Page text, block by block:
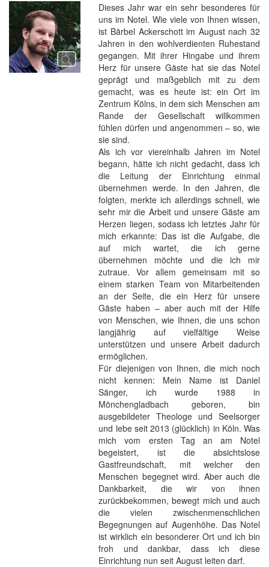
Dieses Jahr war ein sehr besonderes für
uns im Notel. Wie viele von Ihnen wissen,
ist Bärbel Ackerschott im August nach 32
Jahren in den wohlverdienten Ruhestand
gegangen. Mit ihrer Hingabe und ihrem
Herz für unsere Gäste hat sie das Notel
geprägt und maßgeblich mit zu dem
gemacht, was es heute ist: ein Ort im
Zentrum Kölns, in dem sich Menschen am
Rande der Gesellschaft willkommen
fühlen dürfen und angenommen – so, wie
sie sind.
Als ich vor viereinhalb Jahren im Notel
begann, hätte ich nicht gedacht, dass ich
die Leitung der Einrichtung einmal
übernehmen werde. In den Jahren, die
folgten, merkte ich allerdings schnell, wie
sehr mir die Arbeit und unsere Gäste am
Herzen liegen, sodass ich letztes Jahr für
mich erkannte: Das ist die Aufgabe, die
auf mich wartet, die ich gerne
übernehmen möchte und die ich mir
zutraue. Vor allem gemeinsam mit so
einem starken Team von Mitarbeitenden
an der Seite, die ein Herz für unsere
Gäste haben – aber auch mit der Hilfe
von Menschen, wie Ihnen, die uns schon
langjährig auf vielfältige Weise
unterstützen und unsere Arbeit dadurch
ermöglichen.
Für diejenigen von Ihnen, die mich noch
nicht kennen: Mein Name ist Daniel
Sänger, ich wurde 1988 in
Mönchengladbach geboren, bin
ausgebildeter Theologe und Seelsorger
und lebe seit 2013 (glücklich) in Köln. Was
mich vom ersten Tag an am Notel
begeistert, ist die absichtslose
Gastfreundschaft, mit welcher den
Menschen begegnet wird. Aber auch die
Dankbarkeit, die wir von ihnen
zurückbekommen, bewegt mich und auch
die vielen zwischenmenschlichen
Begegnungen auf Augenhöhe. Das Notel
ist wirklich ein besonderer Ort und ich bin
froh und dankbar, dass ich diese
Einrichtung nun seit August leiten darf.